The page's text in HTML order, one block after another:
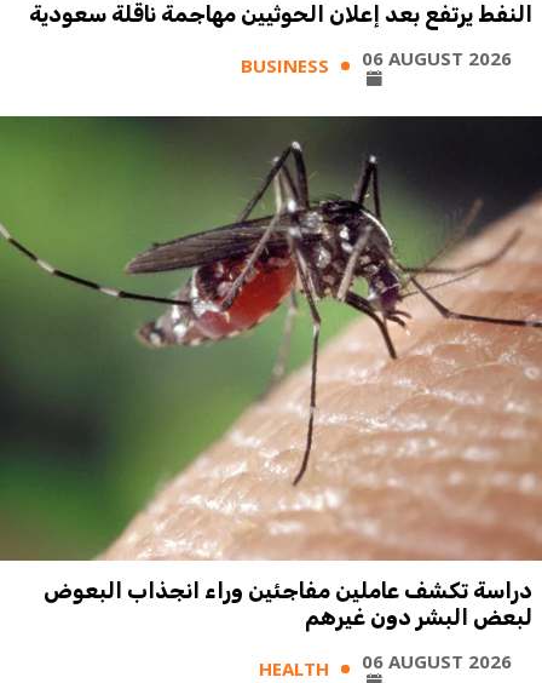
النفط يرتفع بعد إعلان الحوثيين مهاجمة ناقلة سعودية
BUSINESS 06 AUGUST 2026
دراسة تكشف عاملين مفاجئين وراء انجذاب البعوض
لبعض البشر دون غيرهم
HEALTH 06 AUGUST 2026